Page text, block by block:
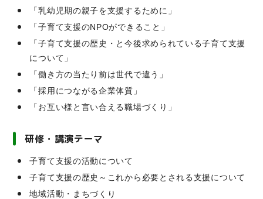
「乳幼児期の親子を支援するために」
「子育て支援のNPOができること」
「子育て支援の歴史・と今後求められている子育て支援
について」
「働き方の当たり前は世代で違う」
「採用につながる企業体質」
「お互い様と言い合える職場づくり」
研修・講演テーマ
子育て支援の活動について
子育て支援の歴史～これから必要とされる支援について
地域活動・まちづくり